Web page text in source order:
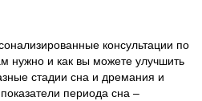
консультации по
нужно и как вы можете улучшить
стадии сна и дремания и
периода сна –